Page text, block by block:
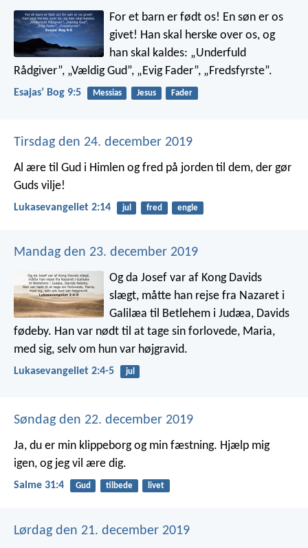
For et barn er født os! En søn er os
givet! Han skal herske over os, og
han skal kaldes: „Underfuld
Rådgiver”, „Vældig Gud”, „Evig Fader”, „Fredsfyrste”.
Esajasʼ Bog 9:5 Messias Jesus Fader
Tirsdag den 24. december 2019
Al ære til Gud i Himlen og fred på jorden til dem, der gør
Guds vilje!
Lukasevangeliet 2:14 jul fred engle
Mandag den 23. december 2019
Og da Josef var af Kong Davids
slægt, måtte han rejse fra Nazaret i
Galilæa til Betlehem i Judæa, Davids
fødeby. Han var nødt til at tage sin forlovede, Maria,
med sig, selv om hun var højgravid.
Lukasevangeliet 2:4-5 jul
Søndag den 22. december 2019
Ja, du er min klippeborg og min fæstning. Hjælp mig
igen, og jeg vil ære dig.
Salme 31:4 Gud tilbede livet
Lørdag den 21. december 2019